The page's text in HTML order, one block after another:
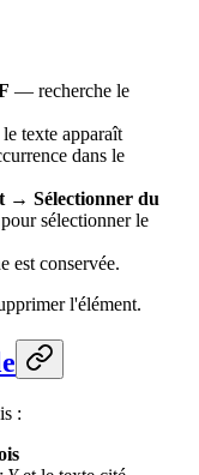
— recherche le
texte apparaît
dans le
→ Sélectionner du
sélectionner le
est conservée.
l'élément.
: